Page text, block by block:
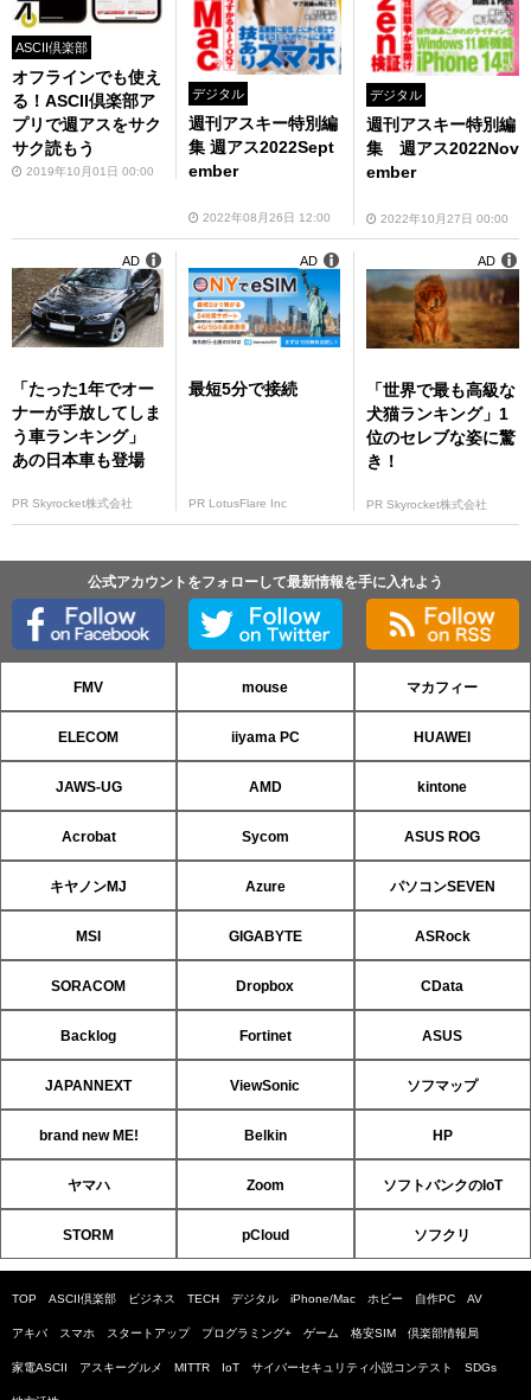
ASCII倶楽部
オフラインでも使え
る！ASCII倶楽部ア
プリで週アスをサク
サク読もう
2019年10月01日 00:00
デジタル
週刊アスキー特別編
集 週アス2022Sept
ember
2022年08月26日 12:00
デジタル
週刊アスキー特別編
集 週アス2022Nov
ember
2022年10月27日 00:00
「たった1年でオー
ナーが手放してしま
う車ランキング」
あの日本車も登場
PR Skyrocket株式会社
AD
最短5分で接続
PR LotusFlare Inc
AD
「世界で最も高級な
犬猫ランキング」1
位のセレブな姿に驚
き！
PR Skyrocket株式会社
AD
公式アカウントをフォローして最新情報を手に入れよう
FMV mouse マカフィー
ELECOM iiyama PC HUAWEI
JAWS-UG AMD kintone
Acrobat Sycom ASUS ROG
キヤノンMJ Azure パソコンSEVEN
MSI GIGABYTE ASRock
SORACOM Dropbox CData
Backlog Fortinet ASUS
JAPANNEXT ViewSonic ソフマップ
brand new ME! Belkin HP
ヤマハ Zoom ソフトバンクのIoT
STORM pCloud ソフクリ
TOP ASCII倶楽部 ビジネス TECH デジタル iPhone/Mac ホビー 自作PC AV
アキバ スマホ スタートアップ プログラミング+ ゲーム 格安SIM 倶楽部情報局
家電ASCII アスキーグルメ MITTR IoT サイバーセキュリティ小説コンテスト SDGs